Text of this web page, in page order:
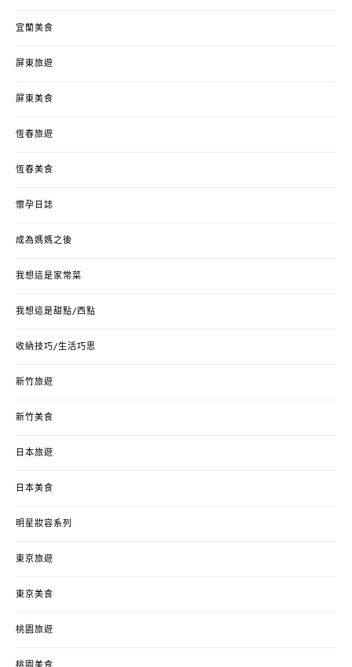
宜蘭美食
屏東旅遊
屏東美食
恆春旅遊
恆春美食
懷孕日誌
成為媽媽之後
我想這是家常菜
我想這是甜點/西點
收納技巧/生活巧思
新竹旅遊
新竹美食
日本旅遊
日本美食
明星妝容系列
東京旅遊
東京美食
桃園旅遊